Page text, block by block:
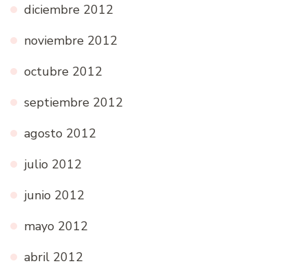
diciembre 2012
noviembre 2012
octubre 2012
septiembre 2012
agosto 2012
julio 2012
junio 2012
mayo 2012
abril 2012